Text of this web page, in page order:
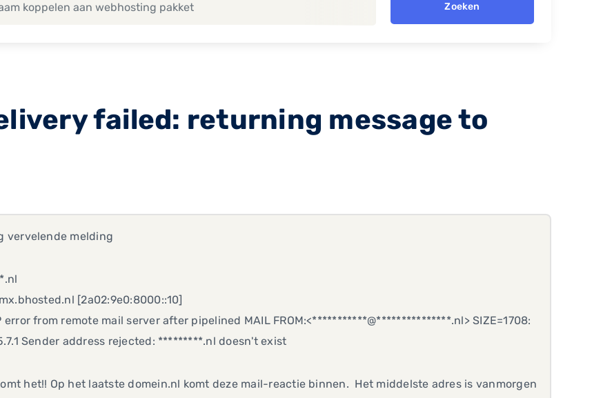
Zoeken
failed: returning message to
vervelende melding
[2a02:9e0:8000::10]
error from remote mail server after pipelined MAIL FROM:<***********@***************.nl> SIZE=1708:
Sender address rejected: *********.nl doesn't exist
het!! Op het laatste domein.nl komt deze mail-reactie binnen. Het middelste adres is vanmorgen